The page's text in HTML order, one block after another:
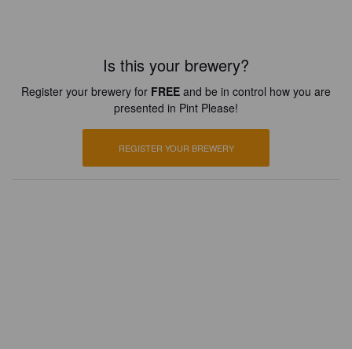
Is this your brewery?
Register your brewery for FREE and be in control how you are
presented in Pint Please!
REGISTER YOUR BREWERY